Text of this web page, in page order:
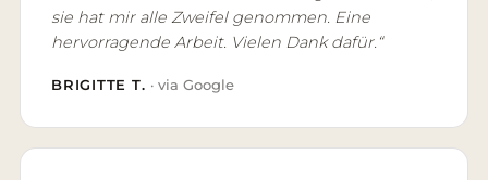
sie hat mir alle Zweifel genommen. Eine
hervorragende Arbeit. Vielen Dank dafür.“
BRIGITTE T. · via Google